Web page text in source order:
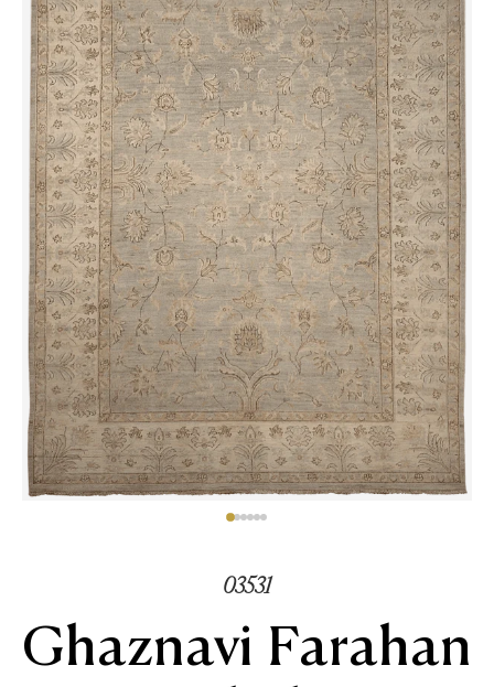
03531
Ghaznavi Farahan